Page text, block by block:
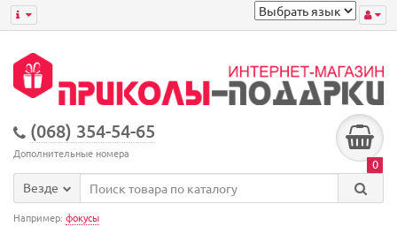
(068) 354-54-65
Дополнительные номера
0
Везде
Например: фокусы